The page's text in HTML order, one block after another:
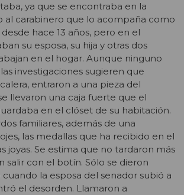
ya que se encontraba en la
al carabinero que lo acompaña como
hace 13 años, pero en el
su esposa, su hija y otras dos
en el hogar. Aunque ninguno
investigaciones sugieren que
entraron a una pieza del
llevaron una caja fuerte que el
en el clóset de su habitación.
familiares, además de una
las medallas que ha recibido en el
joyas. Se estima que no tardaron más
salir con el botín. Sólo se dieron
la esposa del senador subió a
el desorden. Llamaron a